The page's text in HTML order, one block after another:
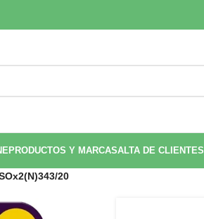
PRODUCTOS Y MARCASALTA DE CLIENTES
20